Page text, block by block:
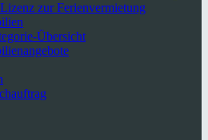
zur Ferienvermietung
Übersicht